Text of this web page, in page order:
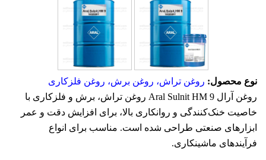
نوع محصول: روغن تراش، روغن برش، روغن فلزکاری
روغن آرال Aral Sulnit HM 9 روغن تراش، برش و فلزکاری با
خاصیت خنک‌کنندگی و روانکاری بالا، برای افزایش دقت و عمر
ابزارهای صنعتی طراحی شده است. مناسب برای انواع
فرآیندهای ماشینکاری.